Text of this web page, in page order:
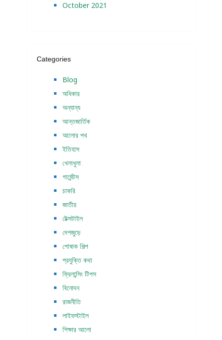
October 2021
Categories
Blog
অধিকার
অন্যান্য
আন্তজার্তিক
আলোর পথ
ইতিহাস
খেলাধুলা
গার্মেন্টস
চাকরি
জাতীয়
টেক্সটাইল
দেশজুড়ে
পোষাক শিল্প
প্রযুক্তি কথা
ফ্রিলান্সিং টিপস
বিনোদন
রাজনীতি
লাইফস্টাইল
শিক্ষার আলো